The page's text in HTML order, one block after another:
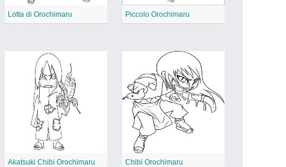
Lotta di Orochimaru Piccolo Orochimaru
Akatsuki Chibi Orochimaru Chibi Orochimaru